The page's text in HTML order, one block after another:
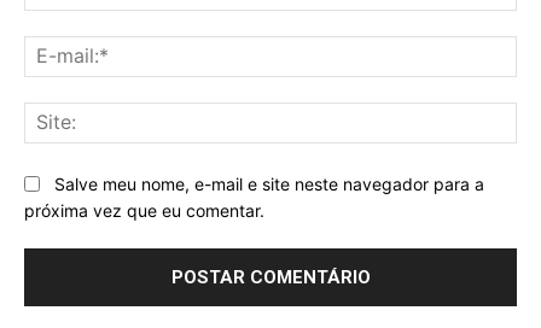
Salve meu nome, e-mail e site neste navegador para a
próxima vez que eu comentar.